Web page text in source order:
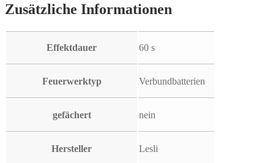
Zusätzliche Informationen
Effektdauer 60 s
Feuerwerktyp Verbundbatterien
gefächert nein
Hersteller Lesli